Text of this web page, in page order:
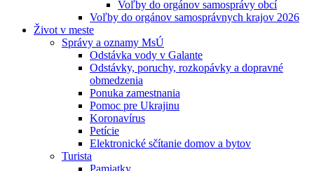
Voľby do orgánov samosprávy obcí
Voľby do orgánov samosprávnych krajov 2026
Život v meste
Správy a oznamy MsÚ
Odstávka vody v Galante
Odstávky, poruchy, rozkopávky a dopravné
obmedzenia
Ponuka zamestnania
Pomoc pre Ukrajinu
Koronavírus
Petície
Elektronické sčítanie domov a bytov
Turista
Pamiatky